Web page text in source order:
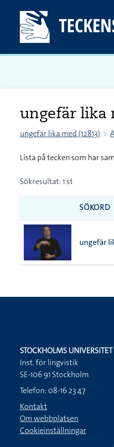
ungefär lika
ungefär lika med (12813)
Lista på tecken som har
Sökresultat: 1 st
SÖKORD
ungefär
STOCKHOLMS UNIVERSITET
Inst. för lingvistik
SE-106 91 Stockholm
Telefon: 08-16 23 47
Kontakt
Om webbplatsen
Cookieinställningar